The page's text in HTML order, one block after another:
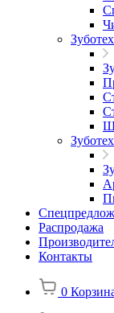
Распродажа
Контакты
0